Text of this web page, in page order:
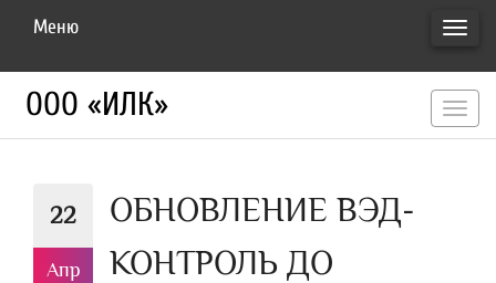
Меню
ООО «ИЛК»
22
Апр
ОБНОВЛЕНИЕ ВЭД-
КОНТРОЛЬ ДО